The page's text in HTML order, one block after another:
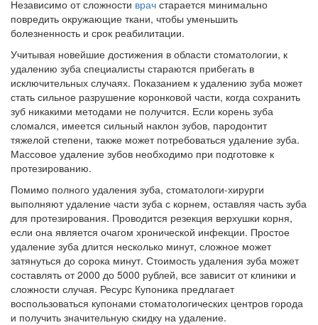
Независимо от сложности врач старается минимально
повредить окружающие ткани, чтобы уменьшить
болезненность и срок реабилитации.
Учитывая новейшие достижения в области стоматологии, к
удалению зуба специалисты стараются прибегать в
исключительных случаях. Показанием к удалению зуба может
стать сильное разрушение коронковой части, когда сохранить
зуб никакими методами не получится. Если корень зуба
сломался, имеется сильный наклон зубов, пародонтит
тяжелой степени, также может потребоваться удаление зуба.
Массовое удаление зубов необходимо при подготовке к
протезированию.
Помимо полного удаления зуба, стоматологи-хирурги
выполняют удаление части зуба с корнем, оставляя часть зуба
для протезирования. Проводится резекция верхушки корня,
если она является очагом хронической инфекции. Простое
удаление зуба длится несколько минут, сложное может
затянуться до сорока минут. Стоимость удаления зуба может
составлять от 2000 до 5000 рублей, все зависит от клиники и
сложности случая. Ресурс Купоника предлагает
воспользоваться купонами стоматологических центров города
и получить значительную скидку на удаление.